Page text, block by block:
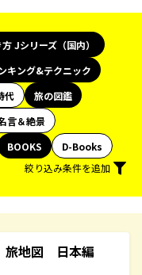
Jシリーズ（国内）
キング&テクニック
代
旅の図鑑
言＆絶景
BOOKS
D-Books
絞り込み条件を追加
旅地図 日本編